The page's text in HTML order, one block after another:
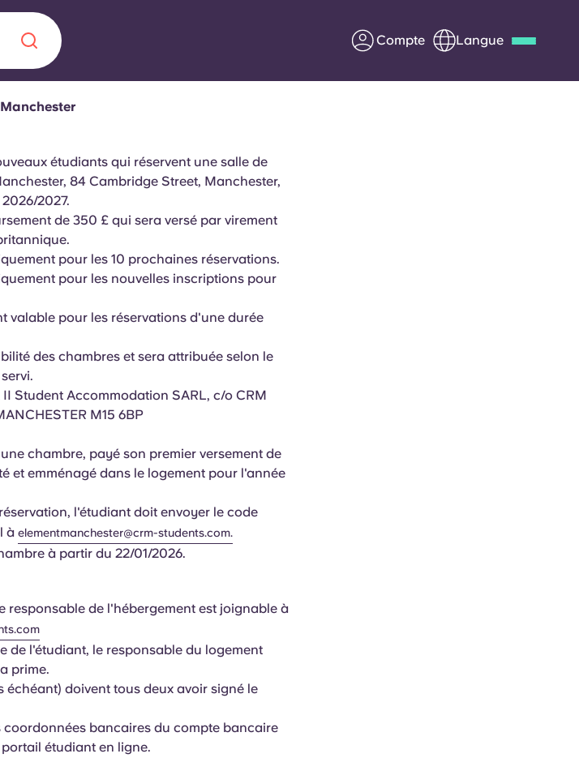
Compte Langue
FAQ
étudiants qui réservent une salle de
84 Cambridge Street, Manchester,
2027.
de 350 £ qui sera versé par virement
pour les 10 prochaines réservations.
pour les nouvelles inscriptions pour
valable pour les réservations d'une durée
des chambres et sera attribuée selon le
Student Accommodation SARL, c/o CRM
M15 6BP
chambre, payé son premier versement de
et emménagé dans le logement pour l'année
l'étudiant doit envoyer le code
à elementmanchester@crm-students.com.
à partir du 22/01/2026.
responsable de l'hébergement est joignable à
de l'étudiant, le responsable du logement
prime.
échéant) doivent tous deux avoir signé le
bancaires du compte bancaire
étudiant en ligne.